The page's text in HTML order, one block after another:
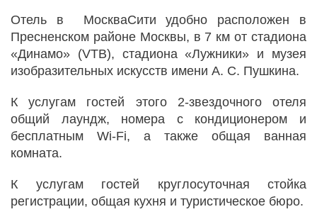
Отель в МоскваСити удобно расположен в
Пресненском районе Москвы, в 7 км от стадиона
«Динамо» (VTB), стадиона «Лужники» и музея
изобразительных искусств имени А. С. Пушкина.
К услугам гостей этого 2-звездочного отеля
общий лаундж, номера с кондиционером и
бесплатным Wi-Fi, а также общая ванная
комната.
К услугам гостей круглосуточная стойка
регистрации, общая кухня и туристическое бюро.